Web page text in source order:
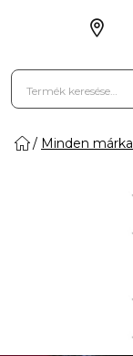
Minden márka